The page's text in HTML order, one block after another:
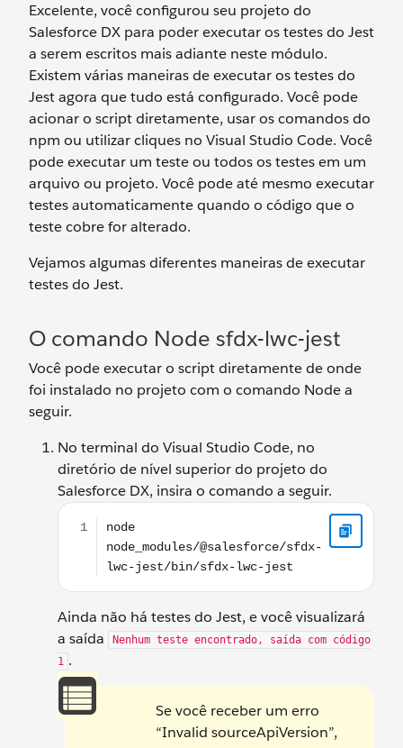
Excelente, você configurou seu projeto do
Salesforce DX para poder executar os testes do Jest
a serem escritos mais adiante neste módulo.
Existem várias maneiras de executar os testes do
Jest agora que tudo está configurado. Você pode
acionar o script diretamente, usar os comandos do
npm ou utilizar cliques no Visual Studio Code. Você
pode executar um teste ou todos os testes em um
arquivo ou projeto. Você pode até mesmo executar
testes automaticamente quando o código que o
teste cobre for alterado.
Vejamos algumas diferentes maneiras de executar
testes do Jest.
O comando Node sfdx-lwc-jest
Você pode executar o script diretamente de onde
foi instalado no projeto com o comando Node a
seguir.
No terminal do Visual Studio Code, no
diretório de nível superior do projeto do
Salesforce DX, insira o comando a seguir.
node node_modules/@salesforce/sfdx-lwc-jest/
Ainda não há testes do Jest, e você visualizará
a saída
Nenhum teste encontrado, saída com código
1 .
Se você receber um erro
“Invalid sourceApiVersion”,